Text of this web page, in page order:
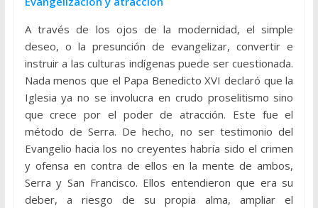
A través de los ojos de la modernidad, el simple
deseo, o la presunción de evangelizar, convertir e
instruir a las culturas indígenas puede ser cuestionada.
Nada menos que el Papa Benedicto XVI declaró que la
Iglesia ya no se involucra en crudo proselitismo sino
que crece por el poder de atracción. Este fue el
método de Serra. De hecho, no ser testimonio del
Evangelio hacia los no creyentes habría sido el crimen
y ofensa en contra de ellos en la mente de ambos,
Serra y San Francisco. Ellos entendieron que era su
deber, a riesgo de su propia alma, ampliar el